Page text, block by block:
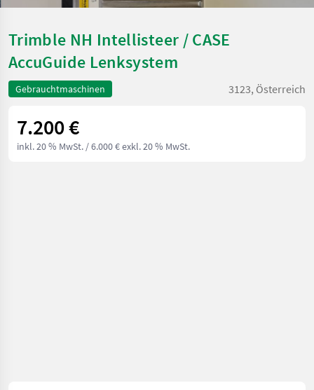
Trimble NH Intellisteer / CASE
AccuGuide Lenksystem
Gebrauchtmaschinen 3123, Österreich
7.200 €
inkl. 20 % MwSt. / 6.000 € exkl. 20 % MwSt.